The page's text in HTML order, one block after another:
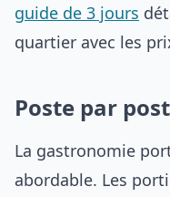
guide de 3 jours
quartier avec les
Poste par
La gastronomie
abordable. Les